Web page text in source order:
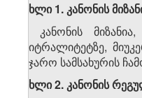
მუხლი 1. კანონის
ამ კანონის
ნეიტრალიტეტზე,
საჯარო სამსახურის
მუხლი 2. კანონის